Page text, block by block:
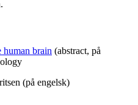
human brain (abstract, på
(på engelsk)